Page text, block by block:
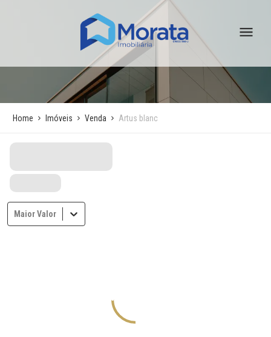
Home Imóveis Venda Artus blanc
Maior Valor